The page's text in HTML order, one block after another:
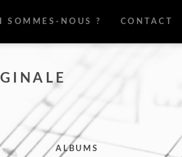
SOMMES-NOUS ? CONTACT
ALBUMS